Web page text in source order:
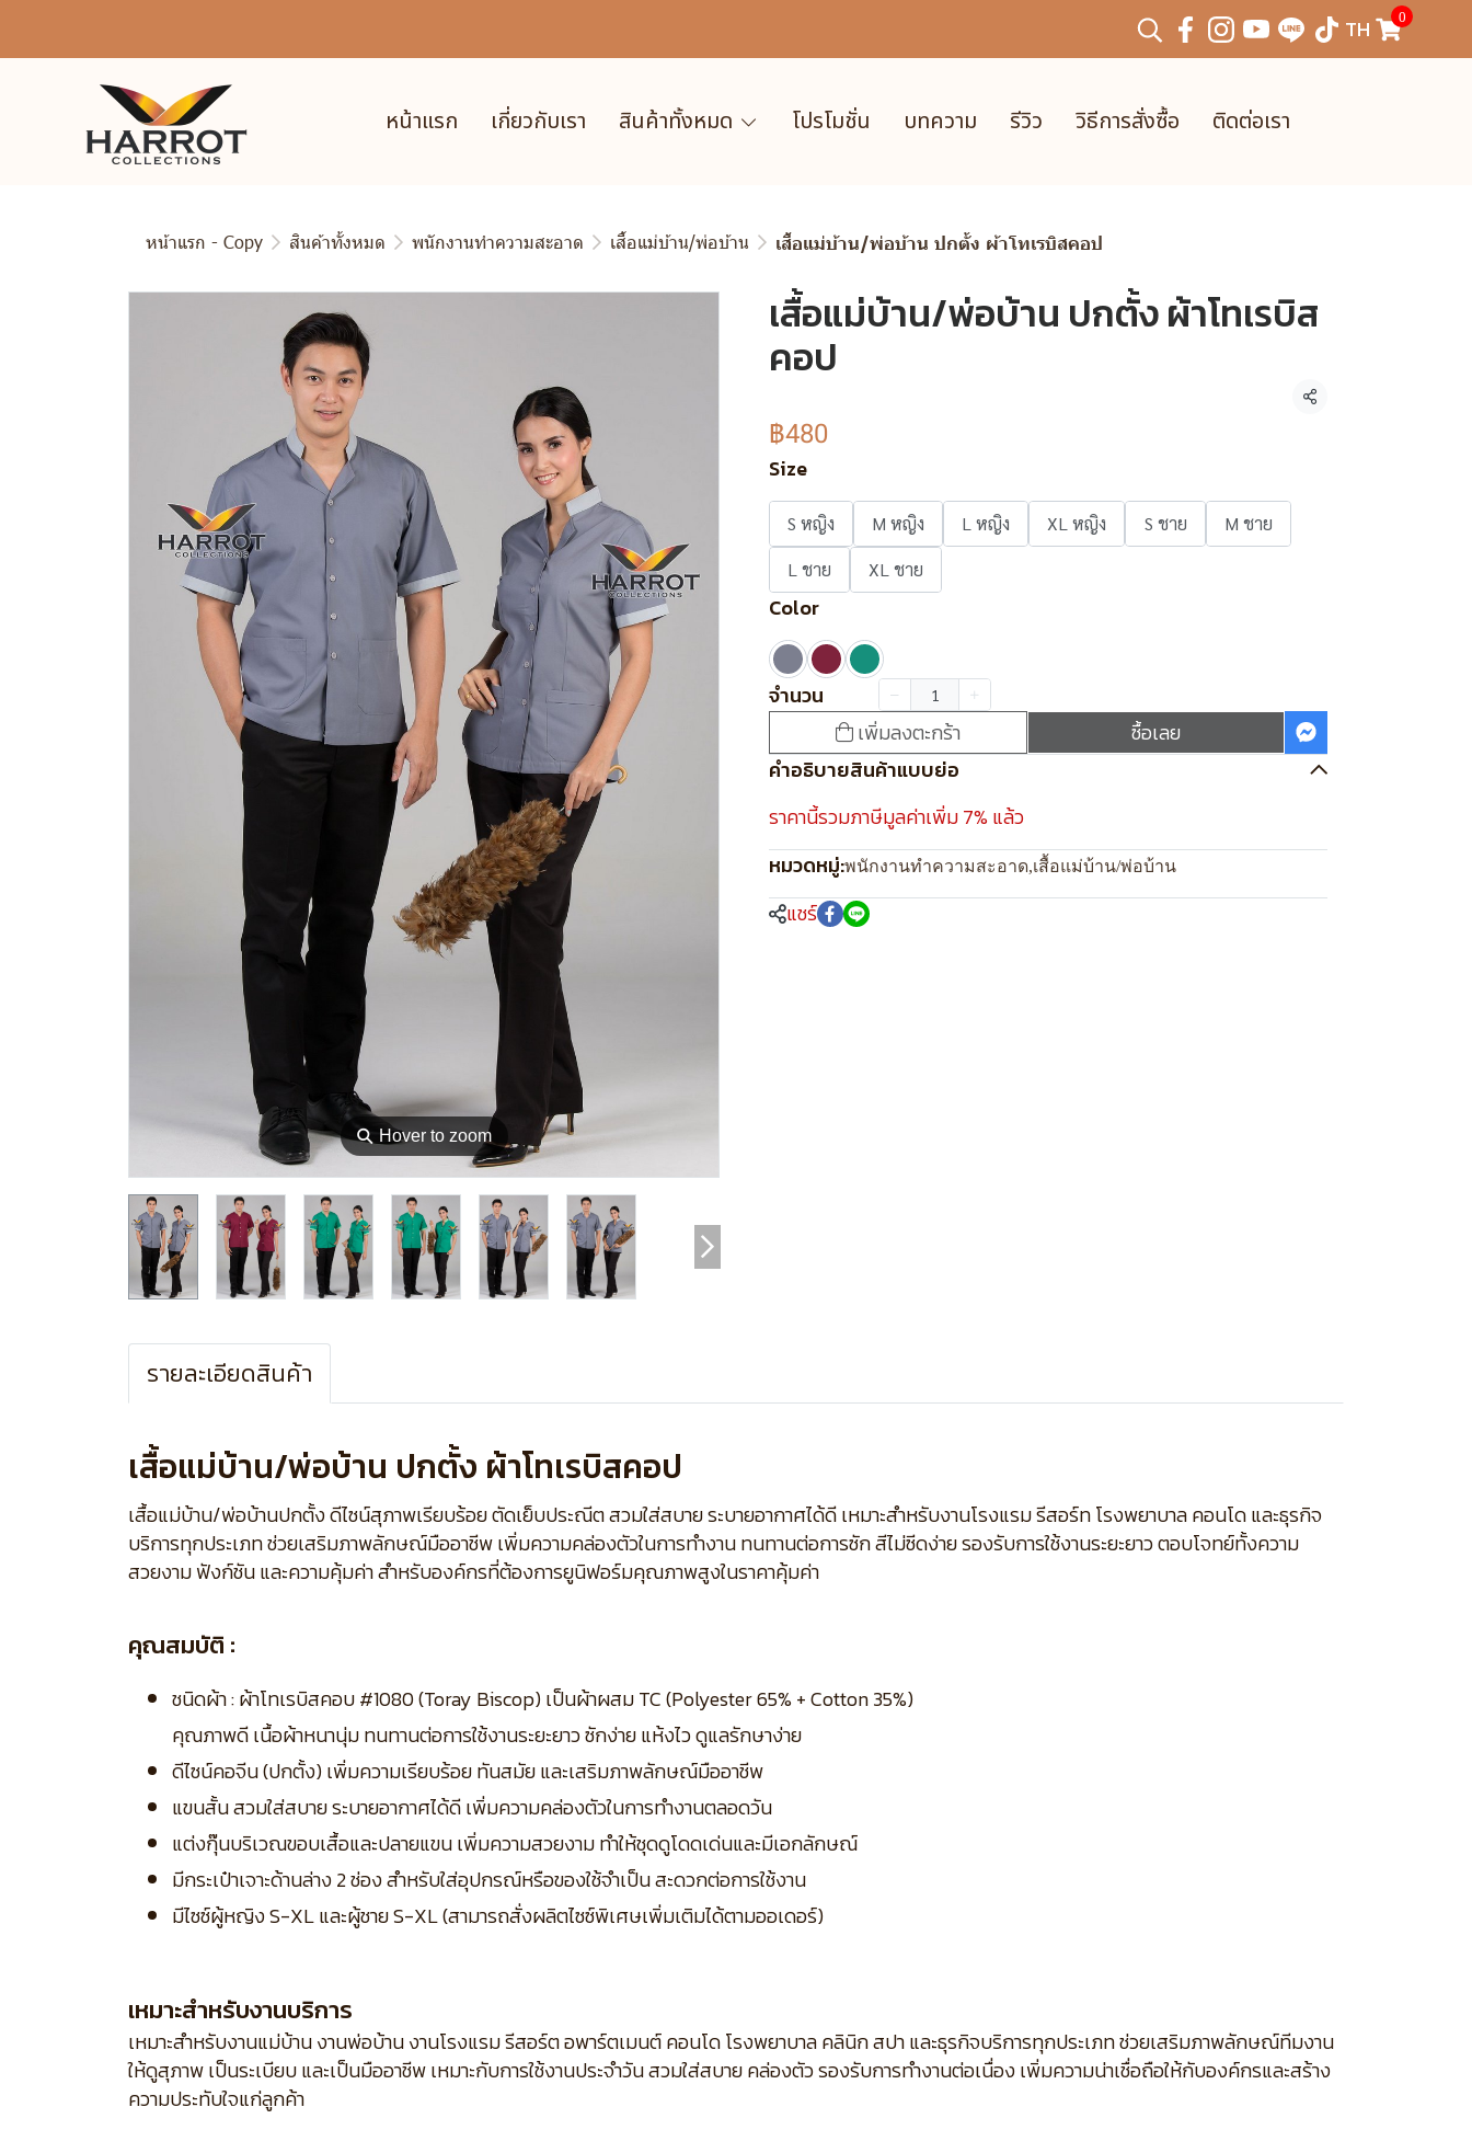
TH 0
หน้าแรก เกี่ยวกับเรา สินค้าทั้งหมด โปรโมชั่น บทความ รีวิว วิธีการสั่งซื้อ ติดต่อเรา
หน้าแรก - Copy สินค้าทั้งหมด พนักงานทำความสะอาด เสื้อแม่บ้าน/พ่อบ้าน เสื้อแม่บ้าน/พ่อบ้าน ปกตั้ง ผ้าโทเรบิสคอป
⚲Hover to zoom
เสื้อแม่บ้าน/พ่อบ้าน ปกตั้ง ผ้าโทเรบิส
คอป
แชร์
฿480
Size
S หญิง M หญิง L หญิง XL หญิง S ชาย
M ชาย
L ชาย
XL ชาย
Color
จำนวน
เพิ่มลงตะกร้า
ซื้อเลย
คำอธิบายสินค้าแบบย่อ
ราคานี้รวมภาษีมูลค่าเพิ่ม 7% แล้ว
หมวดหมู่:พนักงานทำความสะอาด,เสื้อแม่บ้าน/พ่อบ้าน
แชร์
รายละเอียดสินค้า
เสื้อแม่บ้าน/พ่อบ้าน ปกตั้ง ผ้าโทเรบิสคอป
เสื้อแม่บ้าน/พ่อบ้านปกตั้ง ดีไซน์สุภาพเรียบร้อย ตัดเย็บประณีต สวมใส่สบาย ระบายอากาศได้ดี เหมาะสำหรับงานโรงแรม รีสอร์ท โรงพยาบาล คอนโด และธุรกิจ
บริการทุกประเภท ช่วยเสริมภาพลักษณ์มืออาชีพ เพิ่มความคล่องตัวในการทำงาน ทนทานต่อการซัก สีไม่ซีดง่าย รองรับการใช้งานระยะยาว ตอบโจทย์ทั้งความ
สวยงาม ฟังก์ชัน และความคุ้มค่า สำหรับองค์กรที่ต้องการยูนิฟอร์มคุณภาพสูงในราคาคุ้มค่า
คุณสมบัติ :
ชนิดผ้า : ผ้าโทเรบิสคอบ #1080 (Toray Biscop) เป็นผ้าผสม TC (Polyester 65% + Cotton 35%)
คุณภาพดี เนื้อผ้าหนานุ่ม ทนทานต่อการใช้งานระยะยาว ซักง่าย แห้งไว ดูแลรักษาง่าย
ดีไซน์คอจีน (ปกตั้ง) เพิ่มความเรียบร้อย ทันสมัย และเสริมภาพลักษณ์มืออาชีพ
แขนสั้น สวมใส่สบาย ระบายอากาศได้ดี เพิ่มความคล่องตัวในการทำงานตลอดวัน
แต่งกุ๊นบริเวณขอบเสื้อและปลายแขน เพิ่มความสวยงาม ทำให้ชุดดูโดดเด่นและมีเอกลักษณ์
มีกระเป๋าเจาะด้านล่าง 2 ช่อง สำหรับใส่อุปกรณ์หรือของใช้จำเป็น สะดวกต่อการใช้งาน
มีไซซ์ผู้หญิง S-XL และผู้ชาย S-XL (สามารถสั่งผลิตไซซ์พิเศษเพิ่มเติมได้ตามออเดอร์)
เหมาะสำหรับงานบริการ
เหมาะสำหรับงานแม่บ้าน งานพ่อบ้าน งานโรงแรม รีสอร์ต อพาร์ตเมนต์ คอนโด โรงพยาบาล คลินิก สปา และธุรกิจบริการทุกประเภท ช่วยเสริมภาพลักษณ์ทีมงาน
ให้ดูสุภาพ เป็นระเบียบ และเป็นมืออาชีพ เหมาะกับการใช้งานประจำวัน สวมใส่สบาย คล่องตัว รองรับการทำงานต่อเนื่อง เพิ่มความน่าเชื่อถือให้กับองค์กรและสร้าง
ความประทับใจแก่ลูกค้า